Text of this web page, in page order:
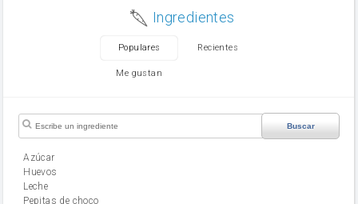
Ingredientes
Populares Recientes
Me gustan
Buscar
Azúcar
huevos
leche
Pepitas de choco